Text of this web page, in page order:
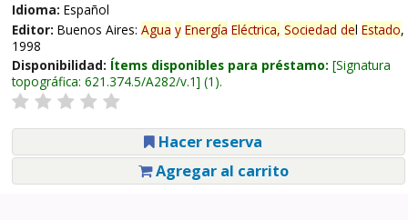
Idioma: Español
Editor: Buenos Aires: Agua y Energía Eléctrica, Sociedad del Estado,
1998
Disponibilidad: Ítems disponibles para préstamo: Signatura
topográfica: 621.374.5/A282/v.1 (1).
Hacer reserva
Agregar al carrito